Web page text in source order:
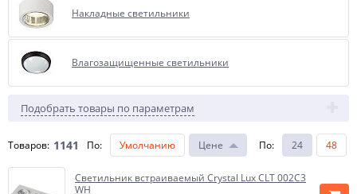
Накладные светильники
Влагозащищенные светильники
Подобрать товары по параметрам
Товаров: 1141 По: Умолчанию Цене По: 24 48
Светильник встраиваемый Crystal Lux CLT 002C3
WH